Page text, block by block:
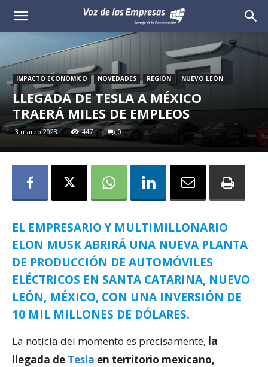
Voz
Empresas
IMPACTO ECONÓMICO NOVEDADES REGIÓN NUEVO LEÓN
LLEGADA DE TESLA A MÉXICO
TRAERÁ MILES DE EMPLEOS
3 marzo 2023 447 0
EL EMPRESARIO Y MULTIMILLONARIO
ELON MUSK ABRIRÁ UNA NUEVA PLANTA
DE PRODUCCIÓN DE AUTOMÓVILES
ELÉCTRICOS EN SANTA CATARINA, NUEVO
LEÓN, MÉXICO, CON UNA INVERSIÓN DE
10 MIL MILLONES DE DÓLARES.
La noticia del momento es precisamente, la
llegada de Tesla en territorio mexicano,